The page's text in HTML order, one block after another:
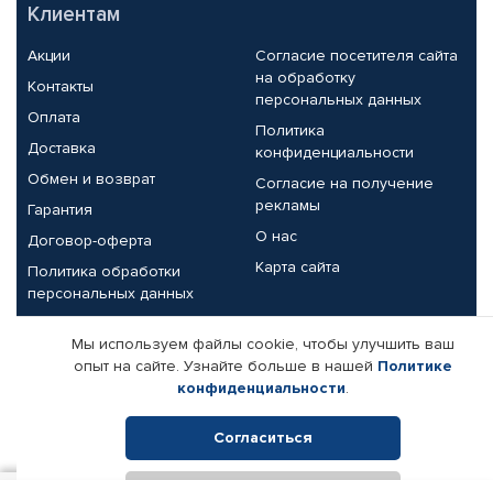
Клиентам
Акции
Контакты
Оплата
Доставка
Обмен и возврат
Гарантия
Договор-оферта
Политика обработки
персональных данных
Согласие посетителя сайта
на обработку
персональных данных
Политика
конфиденциальности
Согласие на получение
рекламы
О нас
Карта сайта
Партнерам
Корпоративным клиентам
Поставщикам
Реквизиты компании
Мы используем файлы cookie, чтобы улучшить ваш
опыт на сайте. Узнайте больше в нашей Политике
конфиденциальности.
Согласиться